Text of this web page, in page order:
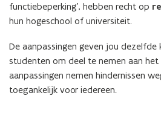
functiebeperking’, hebben recht op
hun hogeschool of universiteit.
De aanpassingen geven jou dezelfde
studenten om deel te nemen aan
aanpassingen nemen hindernissen
toegankelijk voor iedereen.